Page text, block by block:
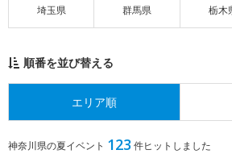
埼玉県 群馬県 栃木
順番を並び替える
エリア順
神奈川県の夏イベント 123 件ヒットしました